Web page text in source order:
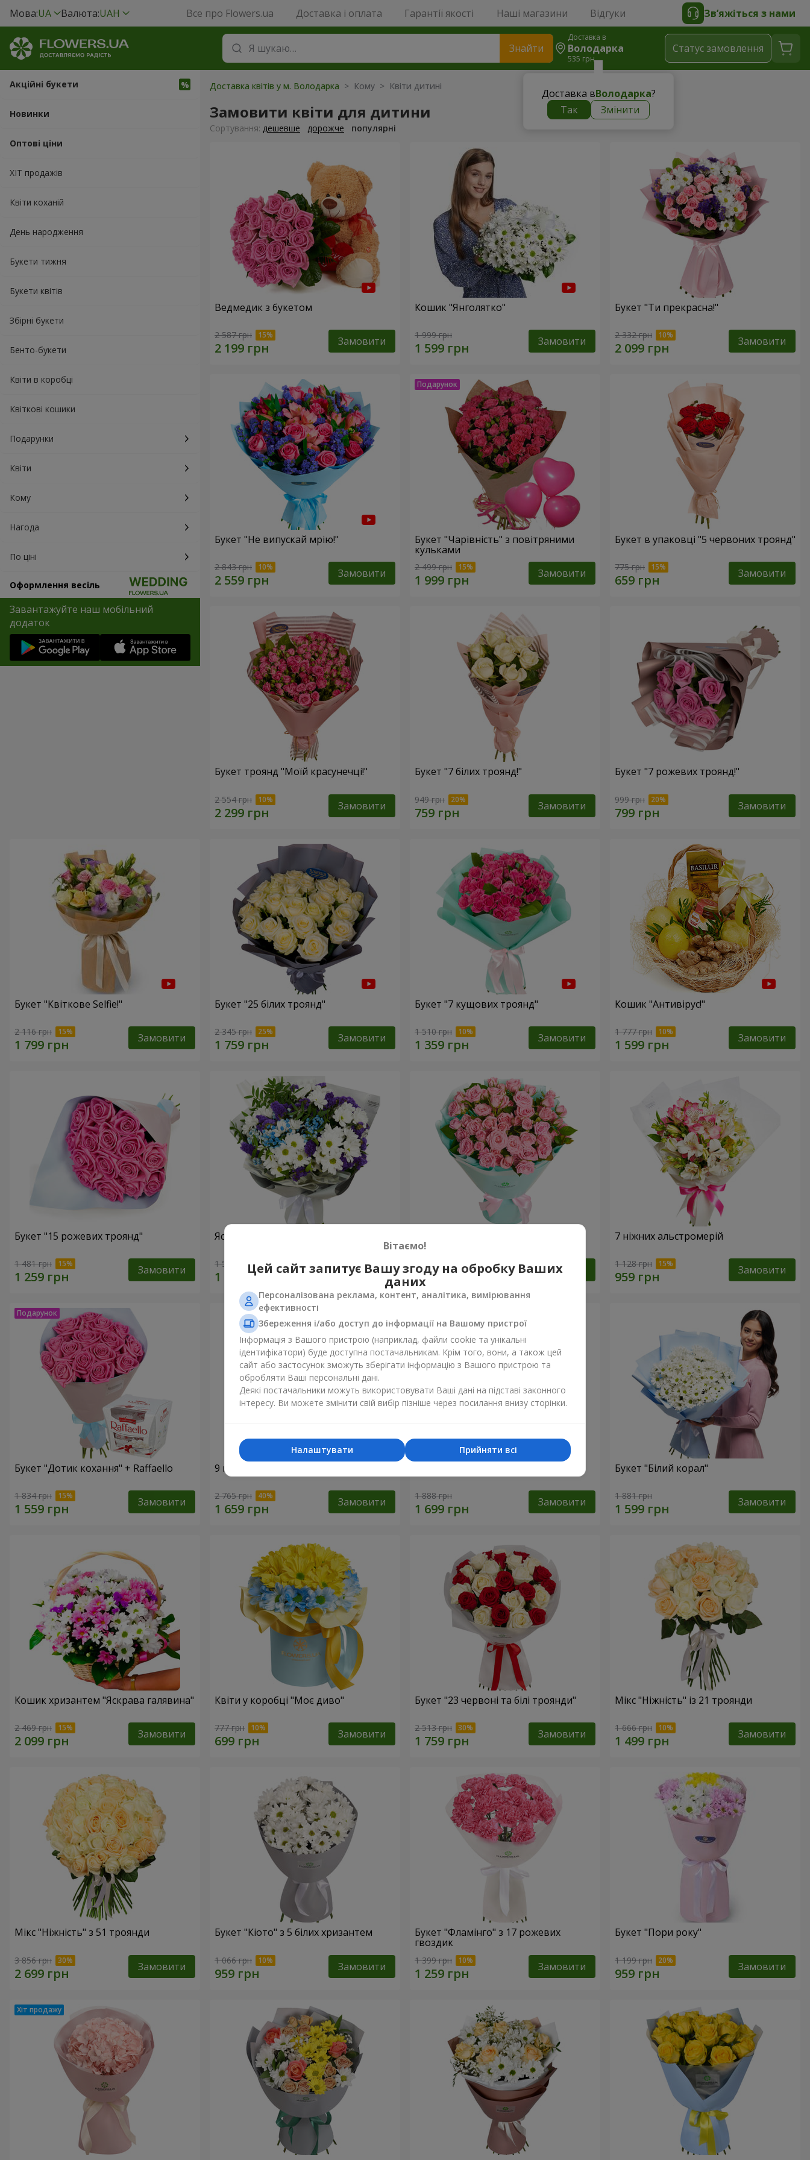
Мова:UA Валюта:UAH Все про Flowers.ua Доставка і оплата Гарантії якості Наші магазини Відгуки Зв’яжіться з нами
Знайти
Доставка в
Володарка
535 грн
Доставка вВолодарка?
Так
Змінити
Статус замовлення
Акційні букети
Новинки
Оптові ціни
ХІТ продажів
Квіти коханій
День народження
Букети тижня
Букети квітів
Збірні букети
Бенто-букети
Квіти в коробці
Квіткові кошики
Подарунки
Квіти
Кому
Нагода
По ціні
Оформлення весіль
Завантажуйте наш мобільний
додаток
Доставка квітів у м. Володарка > Кому > Квіти дитині
Замовити квіти для дитини
Сортування: дешевше дорожче популярні
Ведмедик з букетом
2 587 грн Замовити
Кошик "Янголятко"
1 999 грн Замовити
Букет "Ти прекрасна!"
2 332 грн Замовити
Букет "Не випускай мрію!"
2 843 грн Замовити
Букет "Чарівність" з повітряними
кульками
2 499 грн Замовити
Букет в упаковці "5 червоних троянд"
775 грн Замовити
Букет троянд "Моїй красунечці!"
2 554 грн Замовити
Букет "7 білих троянд!"
949 грн Замовити
Букет "7 рожевих троянд!"
999 грн Замовити
Букет "Квіткове Selfie!"
2 116 грн Замовити
Букет "25 білих троянд"
2 345 грн Замовити
Букет "7 кущових троянд"
1 510 грн Замовити
Кошик "Антивірус!"
1 777 грн Замовити
Букет "15 рожевих троянд"
1 481 грн Замовити
Яскравий букет на День народження
1 554 грн Замовити 1 777 грн Замовити
7 ніжних альстромерій
1 128 грн Замовити
Букет "Дотик кохання" + Raffaello
1 834 грн Замовити
9 гілок фіолетової еустоми
2 765 грн Замовити 1 888 грн Замовити
Букет "Білий корал"
1 881 грн Замовити
Кошик хризантем "Яскрава галявина"
2 469 грн Замовити
Квіти у коробці "Моє диво"
777 грн Замовити
Букет "23 червоні та білі троянди"
2 513 грн Замовити
Мікс "Ніжність" із 21 троянди
1 666 грн Замовити
Мікс "Ніжність" з 51 троянди
3 856 грн Замовити
Букет "Кіото" з 5 білих хризантем
1 066 грн Замовити
Букет "Фламінго" з 17 рожевих
гвоздик
1 399 грн Замовити
Букет "Пори року"
1 199 грн Замовити
Вітаємо!
Цей сайт запитує Вашу згоду на обробку Ваших
даних
Персоналізована реклама, контент, аналітика, вимірювання
ефективності
Збереження і/або доступ до інформації на Вашому пристрої
Інформація з Вашого пристрою (наприклад, файли cookie та унікальні
ідентифікатори) буде доступна постачальникам. Крім того, вони, а також цей
сайт або застосунок зможуть зберігати інформацію з Вашого пристрою та
обробляти Ваші персональні дані.
Деякі постачальники можуть використовувати Ваші дані на підставі законного
інтересу. Ви можете змінити свій вибір пізніше через посилання внизу сторінки.
Прийняти всі
Налаштувати